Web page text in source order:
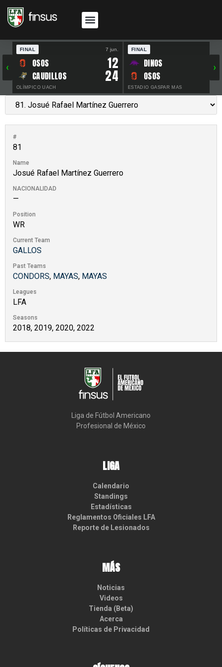
‹
FINAL 7 jun.
OSOS 12
CAUDILLOS 24
OLÍMPICO UACH
FINAL
DINOS
OSOS
ESTADIO GASPAR MAS
›
#
81
Name
Josué Rafael Martínez Guerrero
NACIONALIDAD
—
Position
WR
Current Team
GALLOS
Past Teams
CONDORS, MAYAS, MAYAS
Leagues
LFA
Seasons
2018, 2019, 2020, 2022
Liga de Fútbol Americano
Profesional de México
LIGA
Calendario
Standings
Estadísticas
Reglamentos Oficiales LFA
Reporte de Lesionados
MÁS
Noticias
Videos
Tienda (Beta)
Acerca
Políticas de Privacidad